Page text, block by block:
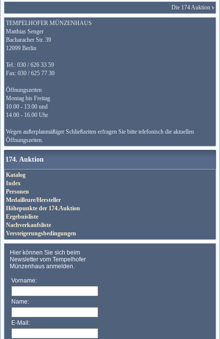
Die 174 Auktion
TEMPELHOFER MÜNZENHAUS
Matthias Senger
Bacharacher Str. 39
12099 Berlin
Tel.: 030 / 626 33 59
Fax: 030 / 625 77 30
Öffnungszeiten
Montag bis Freitag
10.00 - 13.00 und
14.00 - 16.00 Uhr
Wegen außerplanmäßiger Schließzeiten erfragen Sie bitte telefonisch die aktuellen
Öffnungszeiten.
174. Auktion
Katalog
Index
Personen
Medailleure/Hersteller
Höhepunkte der 174.Auktion
Ergebnisliste
Nachverkaufsliste
Versteigerungsbedingungen